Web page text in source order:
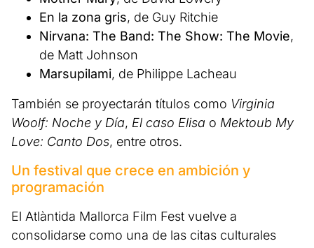
En la zona gris, de Guy Ritchie
Nirvana: The Band: The Show: The Movie,
de Matt Johnson
Marsupilami, de Philippe Lacheau
También se proyectarán títulos como Virginia
Woolf: Noche y Día, El caso Elisa o Mektoub My
Love: Canto Dos, entre otros.
Un festival que crece en ambición y
programación
El Atlàntida Mallorca Film Fest vuelve a
consolidarse como una de las citas culturales